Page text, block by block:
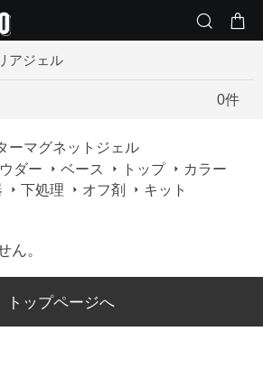
アジェル
0件
ーマグネットジェル
ダー
ベース トップ
カラー
下処理 オフ剤
キット
ん。
トップページへ